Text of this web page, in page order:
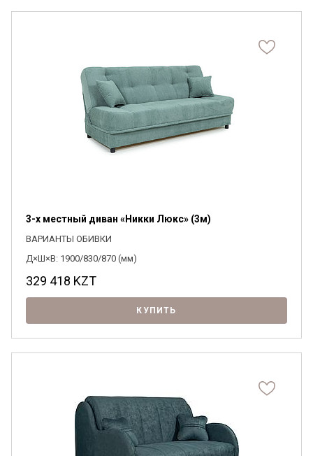
3-х местный диван «Никки Люкс» (3м)
ВАРИАНТЫ ОБИВКИ
Д×Ш×В: 1900/830/870 (мм)
329 418 KZT
КУПИТЬ